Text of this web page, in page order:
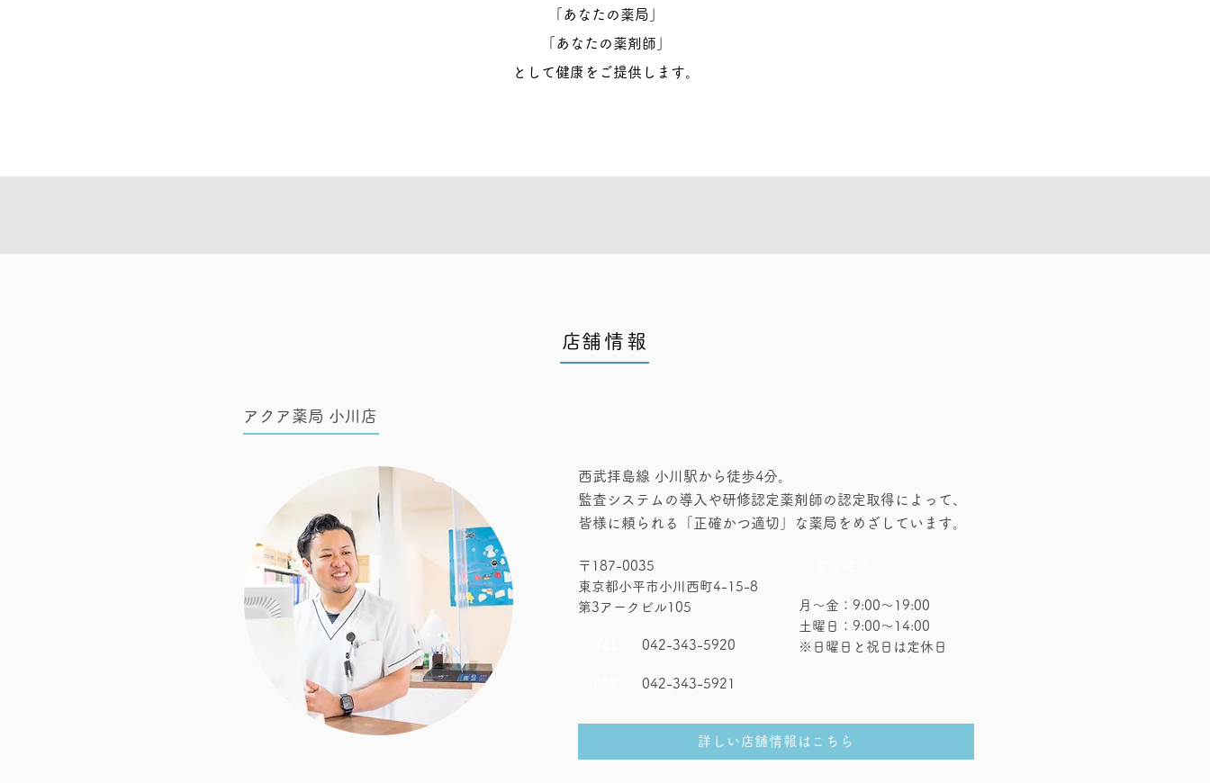
「あなたの薬局」
「あなたの薬剤師」
として健康をご提供します。
​店舗情報
アクア薬局 小川店
西武拝島線 小川駅から徒歩4分。
監査システムの導入や研修認定薬剤師の認定取得によって、
皆様に頼られる「正確かつ適切」な薬局をめざしています。
〒187-0035
東京都小平市小川西町4-15-8
第3アークビル105
月～金：9:00～19:00
土曜日：9:00～14:00
※日曜日と祝日は定休日
詳しい店舗情報はこちら
042-343-5920
042-343-5921